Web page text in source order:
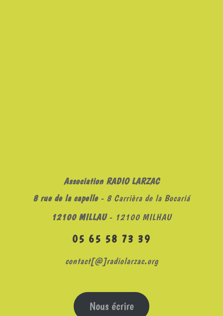
Association RADIO LARZAC
8 rue de la capelle- 8 Carrièra de la Bocariá
12100 MILLAU- 12100 MILHAU
05 65 58 73 39
contact[@]radiolarzac.org
Nous écrire